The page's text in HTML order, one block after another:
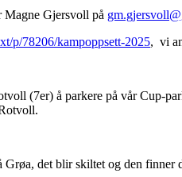
Magne Gjersvoll på
p/78206/kampoppsett-2025, vi
(7er) å parkere på vår Cup-
det blir skiltet og den finner